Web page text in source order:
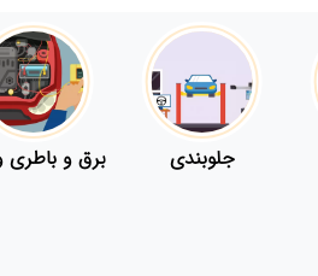
جلوبندی